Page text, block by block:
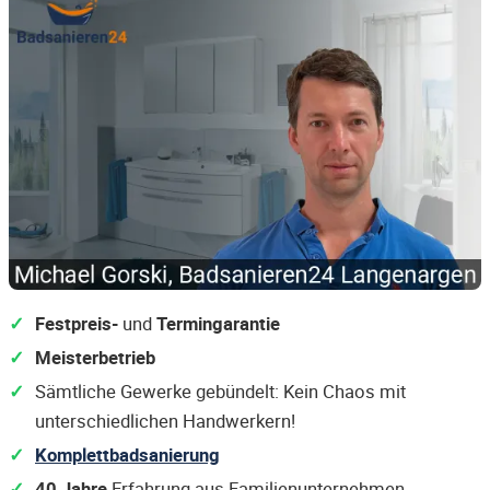
Festpreis- undTermingarantie
Meisterbetrieb
Sämtliche Gewerke gebündelt: Kein Chaos mit
unterschiedlichen Handwerkern!
Komplettbadsanierung